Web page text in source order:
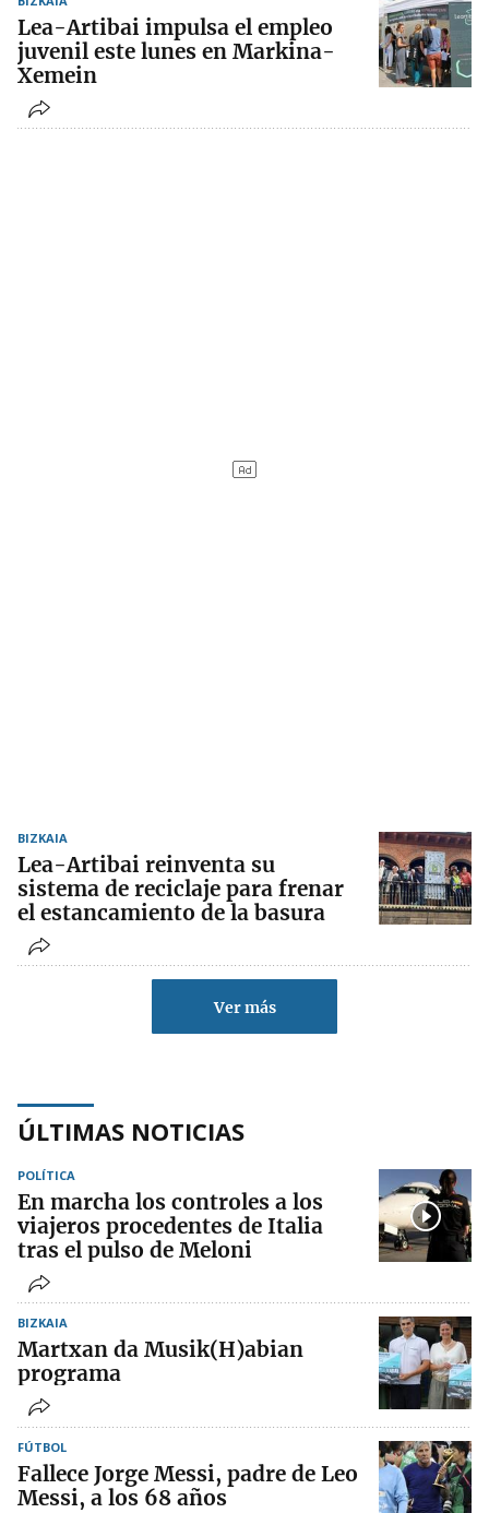
Lea-Artibai impulsa el empleo
juvenil este lunes en Markina-
Xemein
BIZKAIA
Lea-Artibai reinventa su
sistema de reciclaje para frenar
el estancamiento de la basura
Ver más
ÚLTIMAS NOTICIAS
POLÍTICA
En marcha los controles a los
viajeros procedentes de Italia
tras el pulso de Meloni
BIZKAIA
Martxan da Musik(H)abian
programa
FÚTBOL
Fallece Jorge Messi, padre de Leo
Messi, a los 68 años